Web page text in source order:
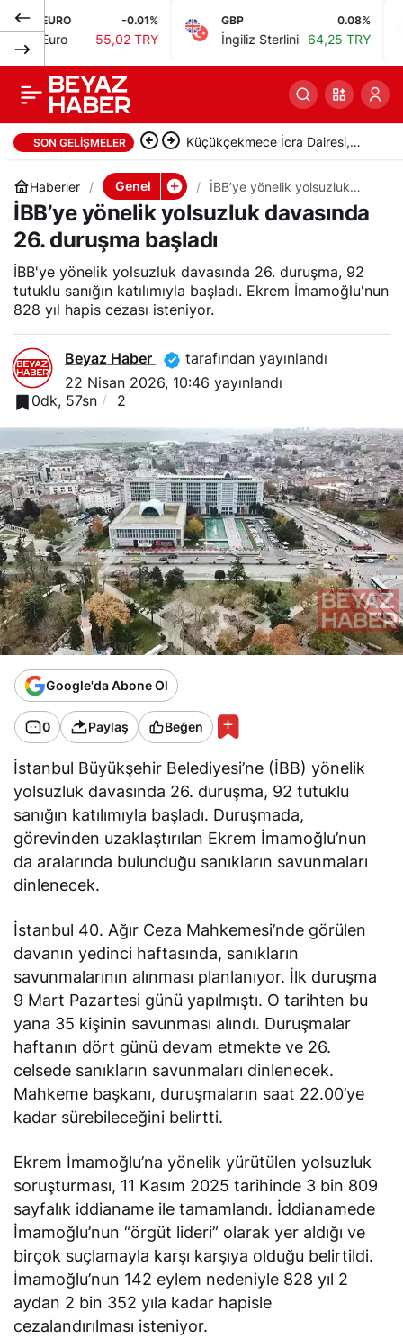
55,02 TRY
GBP
İngiliz Sterlini 64,25 TRY
SON GELIŞMELER Küçükçekmece İcra Dairesi,
taşınmazı satışa çıkardı
Haberler Genel
İBB’ye yönelik yolsuzluk
davasında 26. duruşma
başladı
İBB’ye yönelik yolsuzluk davasında
26. duruşma başladı
İBB'ye yönelik yolsuzluk davasında 26. duruşma, 92
tutuklu sanığın katılımıyla başladı. Ekrem İmamoğlu'nun
828 yıl hapis cezası isteniyor.
Beyaz Haber
tarafından yayınlandı
22 Nisan 2026, 10:46 yayınlandı
0dk, 57sn
2
Google'da Abone Ol
0 Paylaş Beğen
İstanbul Büyükşehir Belediyesi’ne (İBB) yönelik
yolsuzluk davasında 26. duruşma, 92 tutuklu
sanığın katılımıyla başladı. Duruşmada,
görevinden uzaklaştırılan Ekrem İmamoğlu’nun
da aralarında bulunduğu sanıkların savunmaları
dinlenecek.
İstanbul 40. Ağır Ceza Mahkemesi’nde görülen
davanın yedinci haftasında, sanıkların
savunmalarının alınması planlanıyor. İlk duruşma
9 Mart Pazartesi günü yapılmıştı. O tarihten bu
yana 35 kişinin savunması alındı. Duruşmalar
haftanın dört günü devam etmekte ve 26.
celsede sanıkların savunmaları dinlenecek.
Mahkeme başkanı, duruşmaların saat 22.00’ye
kadar sürebileceğini belirtti.
Ekrem İmamoğlu’na yönelik yürütülen yolsuzluk
soruşturması, 11 Kasım 2025 tarihinde 3 bin 809
sayfalık iddianame ile tamamlandı. İddianamede
İmamoğlu’nun “örgüt lideri” olarak yer aldığı ve
birçok suçlamayla karşı karşıya olduğu belirtildi.
İmamoğlu’nun 142 eylem nedeniyle 828 yıl 2
aydan 2 bin 352 yıla kadar hapisle
cezalandırılması isteniyor.
Dolandırıcılık:
Telefonla aradığı çifti
2 milyon TL
dolandıran şüpheli
tutuklandı
Paylaş